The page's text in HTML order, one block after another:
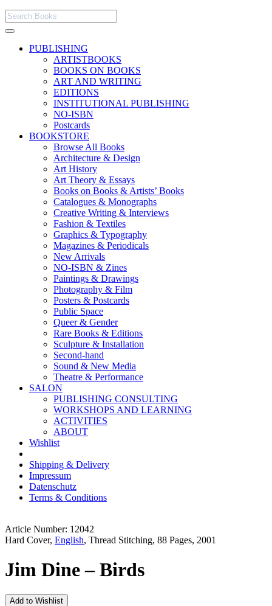
PUBLISHING
ARTISTBOOKS
BOOKS ON BOOKS
ART AND WRITING
EDITIONS
INSTITUTIONAL PUBLISHING
NO-ISBN
Postcards
BOOKSTORE
Browse All Books
Architecture & Design
Art History
Art Theory & Essays
Books on Books & Artists’ Books
Catalogues & Monographs
Creative Writing & Interviews
Fashion & Textiles
Graphics & Typography
Magazines & Periodicals
New Arrivals
NO-ISBN & Zines
Paintings & Drawings
Photography & Film
Posters & Postcards
Public Space
Queer & Gender
Rare Books & Editions
Sculpture & Installation
Second-hand
Sound & New Media
Theatre & Performance
SALON
PUBLISHING CONSULTING
WORKSHOPS AND LEARNING
ACTIVITIES
ABOUT
Wishlist
Shipping & Delivery
Impressum
Datenschutz
Terms & Conditions
Article Number: 12042
Hard Cover, English, Thread Stitching, 88 Pages, 2001
Jim Dine – Birds
Add to Wishlist